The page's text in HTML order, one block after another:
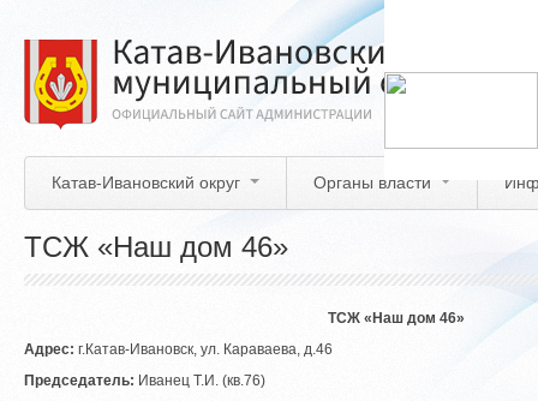
основному
содержанию
Катав-Ивановский округ Органы власти
ТСЖ «Наш дом 46»
ТСЖ «Наш дом 46»
Адрес: г.Катав-Ивановск, ул. Караваева, д.46
Председатель: Иванец Т.И. (кв.76)